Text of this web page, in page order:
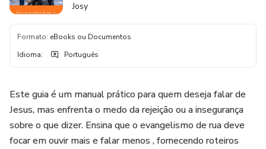
Josy
Formato: eBooks ou Documentos
Idioma: Português
Este guia é um manual prático para quem deseja falar de
Jesus, mas enfrenta o medo da rejeição ou a insegurança
sobre o que dizer. Ensina que o evangelismo de rua deve
focar em ouvir mais e falar menos , fornecendo roteiros